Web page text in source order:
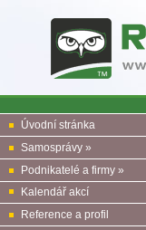
Úvodní stránka
Samosprávy »
Podnikatelé a firmy »
Kalendář akcí
Reference a profil